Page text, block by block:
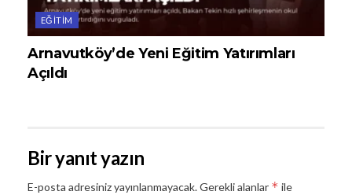
EĞITIM
Arnavutköy’de Yeni Eğitim Yatırımları
Açıldı
Bir yanıt yazın
E-posta adresiniz yayınlanmayacak.Gerekli alanlar * ile